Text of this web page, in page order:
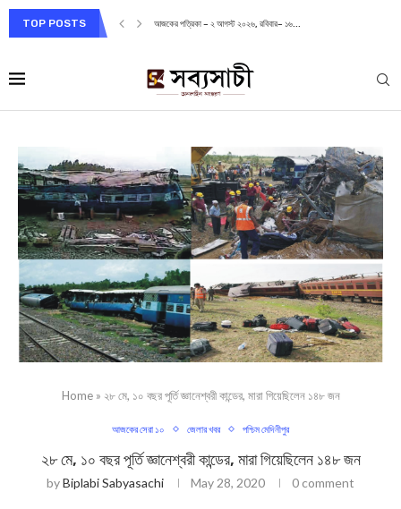
TOP POSTS আজকের পত্রিকা – ২ আগস্ট ২০২৬, রবিবার– ১৬...
Home» ২৮ মে, ১০ বছর পূর্তি জ্ঞানেশ্বরী কান্ডের, মারা গিয়েছিলেন ১৪৮ জন
আজকের সেরা ১০ জেলার খবর পশ্চিম মেদিনীপুর
২৮ মে, ১০ বছর পূর্তি জ্ঞানেশ্বরী কান্ডের, মারা গিয়েছিলেন ১৪৮ জন
byBiplabi Sabyasachi May 28, 2020 0 comment